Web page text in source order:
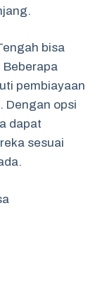
bisa
Beberapa
pembiayaan
Dengan opsi
dapat
sesuai